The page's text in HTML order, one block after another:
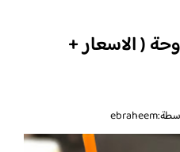
( الاسعار +
ebraheem